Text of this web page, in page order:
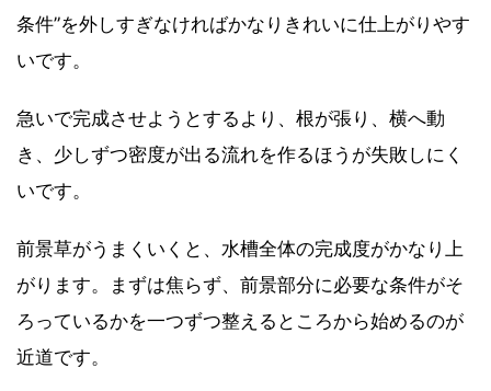
条件”を外しすぎなければかなりきれいに仕上がりやす
いです。
急いで完成させようとするより、根が張り、横へ動
き、少しずつ密度が出る流れを作るほうが失敗しにく
いです。
前景草がうまくいくと、水槽全体の完成度がかなり上
がります。まずは焦らず、前景部分に必要な条件がそ
ろっているかを一つずつ整えるところから始めるのが
近道です。